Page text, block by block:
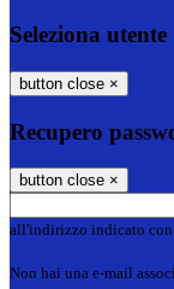
Seleziona utente
button close ×
Recupero
button close ×
all'indirizzo indicato con
Non hai una e-mail